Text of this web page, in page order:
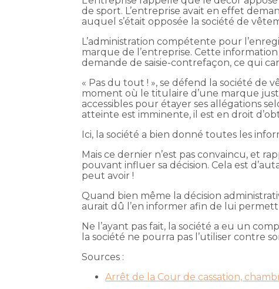
de sport. L’entreprise avait en effet
auquel s’était opposée la société de
L’administration compétente pour
marque de l’entreprise. Cette
demande de saisie-contrefaçon, ce qui
« Pas du tout ! », se défend la société de
moment où le titulaire d’une marque
accessibles pour étayer ses allégations
atteinte est imminente, il est en droit
Ici, la société a bien donné toutes les
Mais ce dernier n’est pas convaincu, et
pouvant influer sa décision. Cela est
peut avoir !
Quand bien même la décision
aurait dû l’en informer afin de lui
Ne l’ayant pas fait, la société a eu un
la société ne pourra pas l’utiliser contre
Sources :
Arrêt de la Cour de cassation,